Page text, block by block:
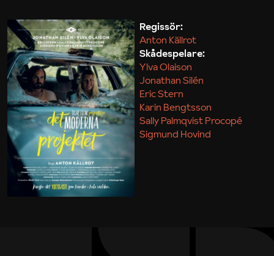
Maja Kekonius
Regissör:
Anton Källrot
Skådespelare:
Ylva Olaison
Jonathan Silén
Eric Stern
Karin Bengtsson
Sally Palmqvist Procopé
Sigmund Hovind